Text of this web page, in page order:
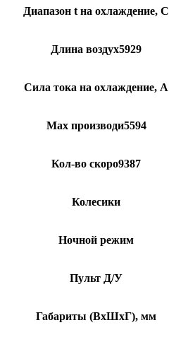
Диапазон t на охлаждение, С
Длина воздух5929
Сила тока на охлаждение, А
Max производи5594
Кол-во скоро9387
Колесики
Ночной режим
Пульт Д/У
Габариты (ВхШхГ), мм